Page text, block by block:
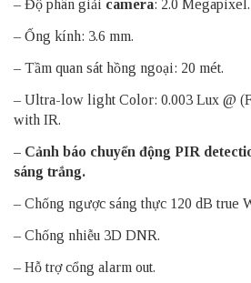
– Độ phân giải camera: 2.0 Megapixel.
– Ống kính: 3.6 mm.
– Tầm quan sát hồng ngoại: 20 mét.
– Ultra-low light Color: 0.003 Lux @
with IR.
– Cảnh báo chuyển động PIR
sáng trắng.
– Chống ngược sáng thực 120 dB true
– Chống nhiễu 3D DNR.
– Hỗ trợ cổng alarm out.